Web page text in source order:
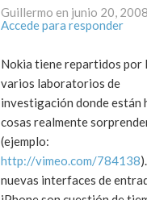
Accede para responder
Nokia tiene repartidos por
varios laboratorios de
investigación donde están
cosas realmente
(ejemplo:
http://vimeo.com/784138
nuevas interfaces de